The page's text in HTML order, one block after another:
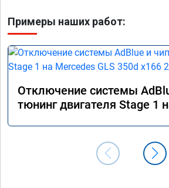
Примеры наших работ:
Отключение системы
тюнинг двигателя Stage 1